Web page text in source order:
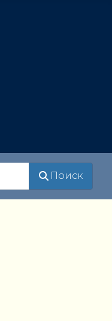
Поиск